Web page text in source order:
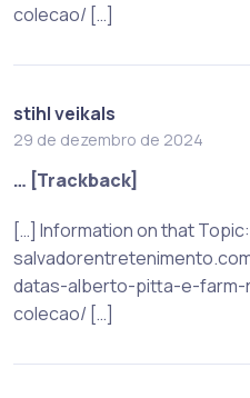
colecao/ […]
stihl veikals
29 de dezembro de 2024
… [Trackback]
[…] Information on that Topic:
datas-alberto-pitta-e-
colecao/ […]